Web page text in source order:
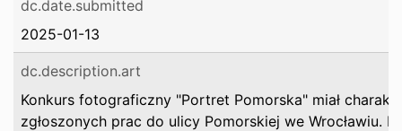
dc.date.submitted
2025-01-13
dc.description.art
Konkurs fotograficzny "Portret Pomorska" miał
zgłoszonych prac do ulicy Pomorskiej we Wrocławiu.